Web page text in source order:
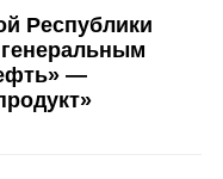
Республики
—